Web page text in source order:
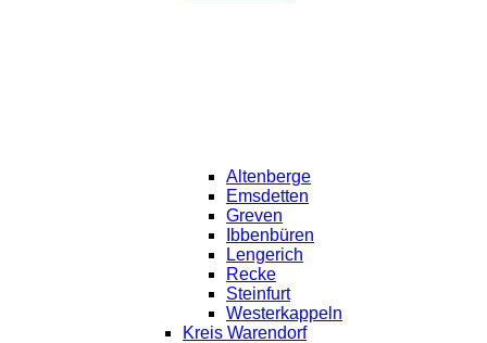
Altenberge
Emsdetten
Greven
Ibbenbüren
Lengerich
Recke
Steinfurt
Westerkappeln
Kreis Warendorf